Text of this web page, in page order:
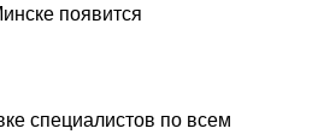
появится
специалистов по всем